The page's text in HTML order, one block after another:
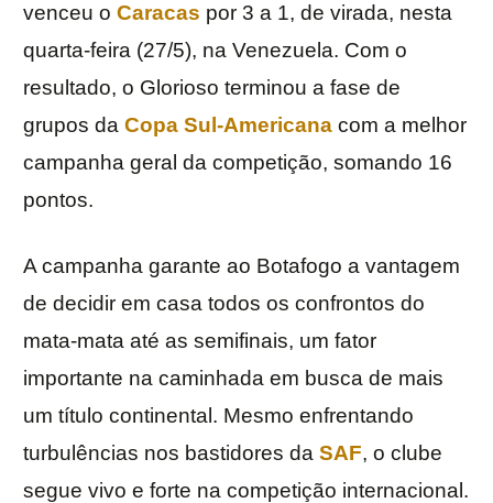
venceu o Caracas por 3 a 1, de virada, nesta
quarta-feira (27/5), na Venezuela. Com o
resultado, o Glorioso terminou a fase de
grupos da Copa Sul-Americana com a melhor
campanha geral da competição, somando 16
pontos.
A campanha garante ao Botafogo a vantagem
de decidir em casa todos os confrontos do
mata-mata até as semifinais, um fator
importante na caminhada em busca de mais
um título continental. Mesmo enfrentando
turbulências nos bastidores da SAF, o clube
segue vivo e forte na competição internacional.